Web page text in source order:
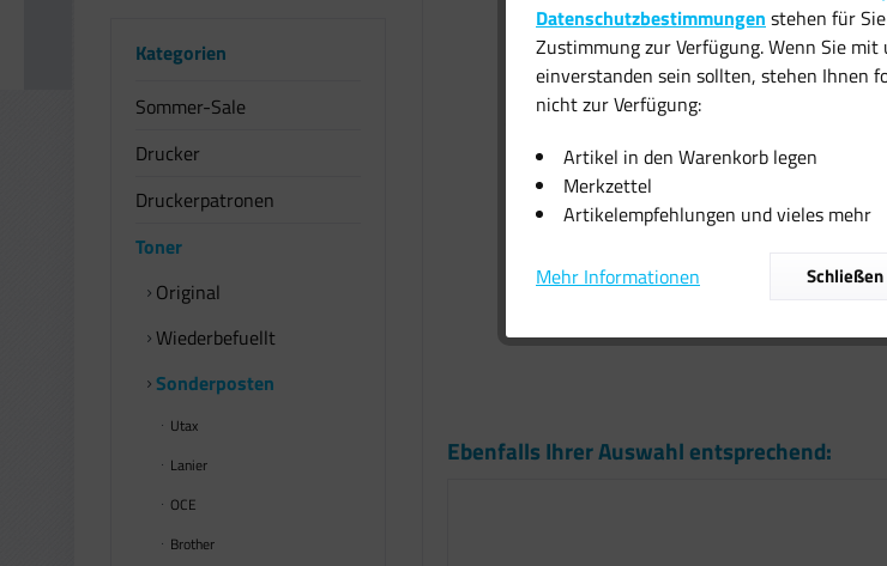
Kategorien
Sommer-Sale
Drucker
Druckerpatronen
Toner
Original
Wiederbefuellt
Sonderposten
Utax
Lanier
OCE
Brother
Ebenfalls Ihrer Auswahl entsprechend:
Datenschutzbestimmungen stehen für
Zustimmung zur Verfügung. Wenn Sie mit
einverstanden sein sollten, stehen Ihnen
nicht zur Verfügung:
Artikel in den Warenkorb legen
Merkzettel
Artikelempfehlungen und vieles mehr
Mehr Informationen Schließen